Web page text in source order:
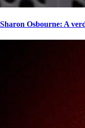
Sharon Osbourne: A